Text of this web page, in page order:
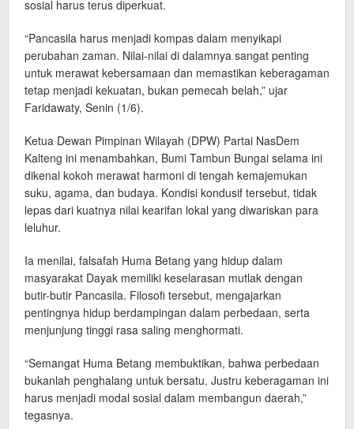
sosial harus terus diperkuat.
“Pancasila harus menjadi kompas dalam menyikapi
perubahan zaman. Nilai-nilai di dalamnya sangat penting
untuk merawat kebersamaan dan memastikan keberagaman
tetap menjadi kekuatan, bukan pemecah belah,” ujar
Faridawaty, Senin (1/6).
Ketua Dewan Pimpinan Wilayah (DPW) Partai NasDem
Kalteng ini menambahkan, Bumi Tambun Bungai selama ini
dikenal kokoh merawat harmoni di tengah kemajemukan
suku, agama, dan budaya. Kondisi kondusif tersebut, tidak
lepas dari kuatnya nilai kearifan lokal yang diwariskan para
leluhur.
Ia menilai, falsafah Huma Betang yang hidup dalam
masyarakat Dayak memiliki keselarasan mutlak dengan
butir-butir Pancasila. Filosofi tersebut, mengajarkan
pentingnya hidup berdampingan dalam perbedaan, serta
menjunjung tinggi rasa saling menghormati.
“Semangat Huma Betang membuktikan, bahwa perbedaan
bukanlah penghalang untuk bersatu. Justru keberagaman ini
harus menjadi modal sosial dalam membangun daerah,”
tegasnya.